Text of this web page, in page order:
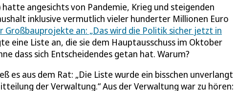
angesichts von Pandemie, Krieg und steigenden
inklusive vermutlich vieler hunderter Millionen Euro
Großbauprojekte an: „Das wird die Politik sicher jetzt in
eine Liste an, die sie dem Hauptausschuss im Oktober
dass sich Entscheidendes getan hat. Warum?
es aus dem Rat: „Die Liste wurde ein bisschen unverlangt
der Verwaltung.“ Aus der Verwaltung war zu hören: